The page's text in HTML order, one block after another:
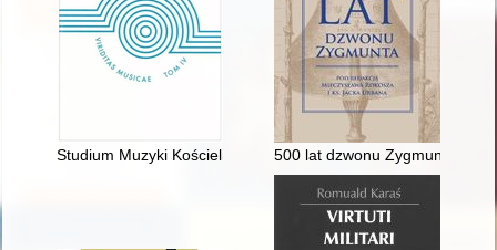
Studium Muzyki Kościelnej w Katowicach : historia szkoły i
500 lat dzwonu Zygmunta